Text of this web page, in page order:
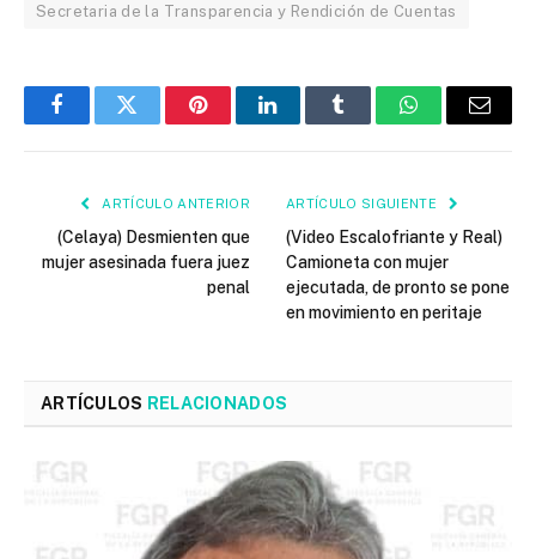
Secretaria de la Transparencia y Rendición de Cuentas
FacebookTwitter PinterestLinkedInTumblr WhatsAppEmail
ARTÍCULO ANTERIOR
(Celaya) Desmienten que
mujer asesinada fuera juez
penal
ARTÍCULO SIGUIENTE
(Video Escalofriante y Real)
Camioneta con mujer
ejecutada, de pronto se pone
en movimiento en peritaje
ARTÍCULOS RELACIONADOS